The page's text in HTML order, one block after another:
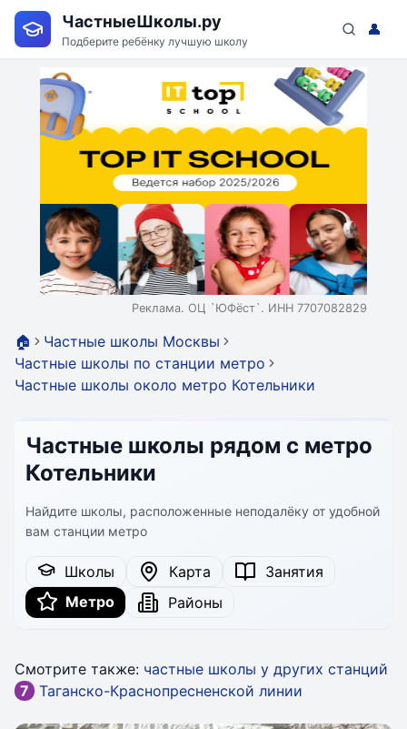
ЧастныеШколы.ру
Подберите ребёнку лучшую школу
👤
Реклама. ОЦ `ЮФёст`. ИНН 7707082829
🏠
Частные школы Москвы
Частные школы по станции метро
Частные школы около метро Котельники
Частные школы рядом с метро
Котельники
Найдите школы, расположенные неподалёку от удобной
вам станции метро
Школы Карта
Занятия
Метро
Районы
Смотрите также: частные школы у других станций
7 Таганско-Краснопресненской линии